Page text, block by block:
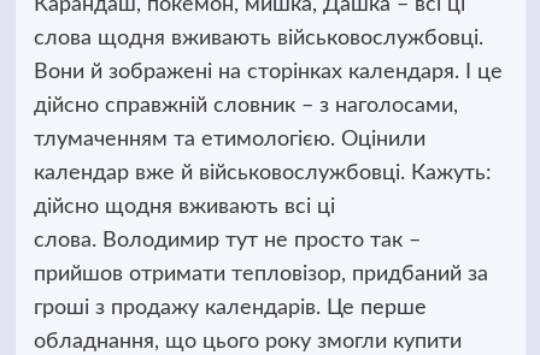
Карандаш, покемон, мишка, Дашка – всі ці
слова щодня вживають військовослужбовці.
Вони й зображені на сторінках календаря. І це
дійсно справжній словник – з наголосами,
тлумаченням та етимологією. Оцінили
календар вже й військовослужбовці. Кажуть:
дійсно щодня вживають всі ці
слова. Володимир тут не просто так –
прийшов отримати тепловізор, придбаний за
гроші з продажу календарів. Це перше
обладнання, що цього року змогли купити